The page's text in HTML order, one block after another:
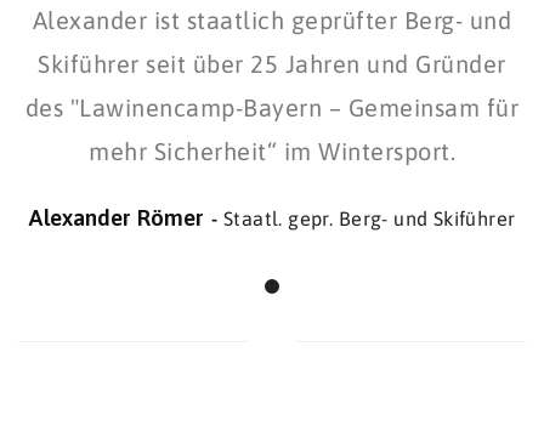
Alexander ist staatlich geprüfter Berg- und
Skiführer seit über 25 Jahren und Gründer
des "Lawinencamp-Bayern – Gemeinsam für
mehr Sicherheit“ im Wintersport.
Alexander Römer Staatl. gepr. Berg- und Skiführer